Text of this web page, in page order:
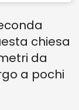
chiesa
da
a pochi